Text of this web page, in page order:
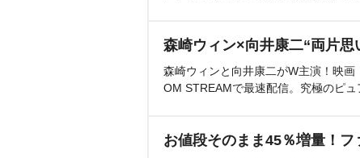
森崎ウィン×向井康二“両片思
森崎ウィンと向井康二がW主演！映
OM STREAMで最速配信。究極のピュ
お値段そのまま45％増量！